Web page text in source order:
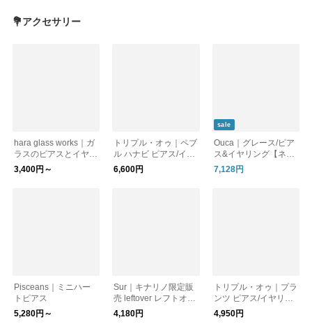
💐アクセサリー
hara glass works｜ガ
ラスのピアスとイヤリ
ング（ふんわりスクエ
ア・ダイヤ）【ピア
3,400円～
トリプル・オゥ｜ペブ
ル ハナビ ピアス/イヤ
リングヤリング
6,600円
sale
Ouca｜グレース/ピア
ス&イヤリング【ネコ
ポス対応】
7,128円
Pisceans｜ミニハー
トピアス
5,280円～
Sur｜キナリノ限定販
売 leftover レフトオー
バー_イヤリング・ピ
アス
4,180円
トリプル・オゥ｜プラ
ンツ ピアス/イヤリン
グ
4,950円